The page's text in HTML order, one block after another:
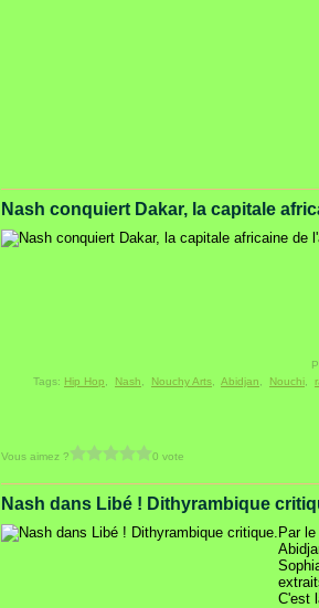
Nash conquiert Dakar, la capitale
Tags: Hip Hop Nash Nouchy Arts Abidjan Nouchi
Vous aimez ? 0 vote
Nash dans Libé ! Dithyrambique
Par
C'est